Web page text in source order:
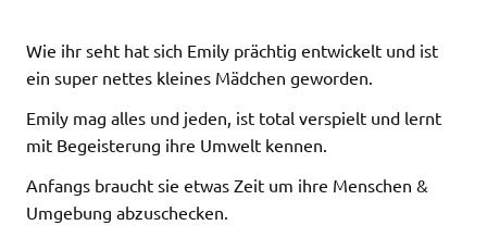
Wie ihr seht hat sich Emily prächtig entwickelt und ist
ein super nettes kleines Mädchen geworden.
Emily mag alles und jeden, ist total verspielt und lernt
mit Begeisterung ihre Umwelt kennen.
Anfangs braucht sie etwas Zeit um ihre Menschen &
Umgebung abzuschecken.